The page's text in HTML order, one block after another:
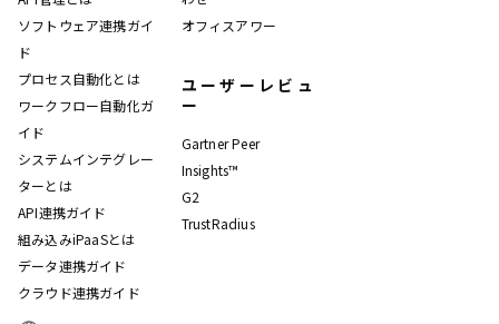
ソフトウェア連携ガイ
ド
プロセス自動化とは
ワークフロー自動化ガ
イド
システムインテグレー
ターとは
API連携ガイド
組み込みiPaaSとは
データ連携ガイド
クラウド連携ガイド
オフィスアワー
ユーザーレビュ
ー
Gartner Peer
Insights™
G2
TrustRadius